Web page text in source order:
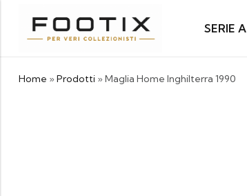
SERIE A
Home » Prodotti » Maglia Home Inghilterra 1990